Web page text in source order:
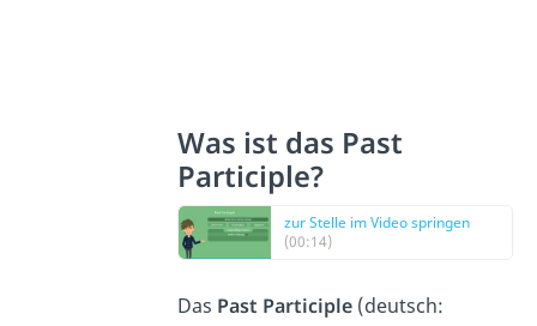
Was ist das Past
Participle?
zur Stelle im Video springen
(00:14)
Das Past Participle(deutsch: